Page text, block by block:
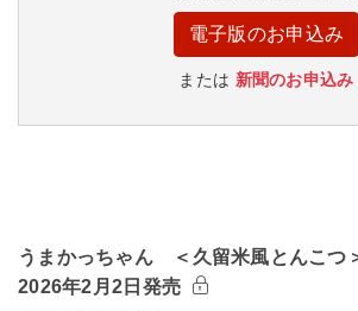
電子版のお申込み
または 新聞のお申込み
うまかっちゃん ＜久留米風とんこつ
2026年2月2日発売